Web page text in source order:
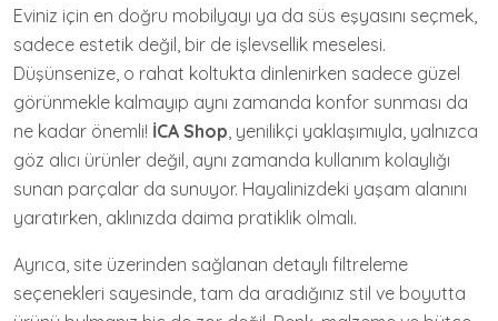
Eviniz için en doğru mobilyayı ya da süs eşyasını seçmek,
sadece estetik değil, bir de işlevsellik meselesi.
Düşünsenize, o rahat koltukta dinlenirken sadece güzel
görünmekle kalmayıp aynı zamanda konfor sunması da
ne kadar önemli! İCA Shop, yenilikçi yaklaşımıyla, yalnızca
göz alıcı ürünler değil, aynı zamanda kullanım kolaylığı
sunan parçalar da sunuyor. Hayalinizdeki yaşam alanını
yaratırken, aklınızda daima pratiklik olmalı.
Ayrıca, site üzerinden sağlanan detaylı filtreleme
seçenekleri sayesinde, tam da aradığınız stil ve boyutta